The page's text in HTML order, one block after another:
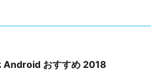
Android おすすめ 2018